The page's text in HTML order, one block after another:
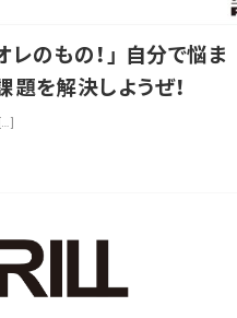
レのもの！」 自分で悩ま
題を解決しようぜ！